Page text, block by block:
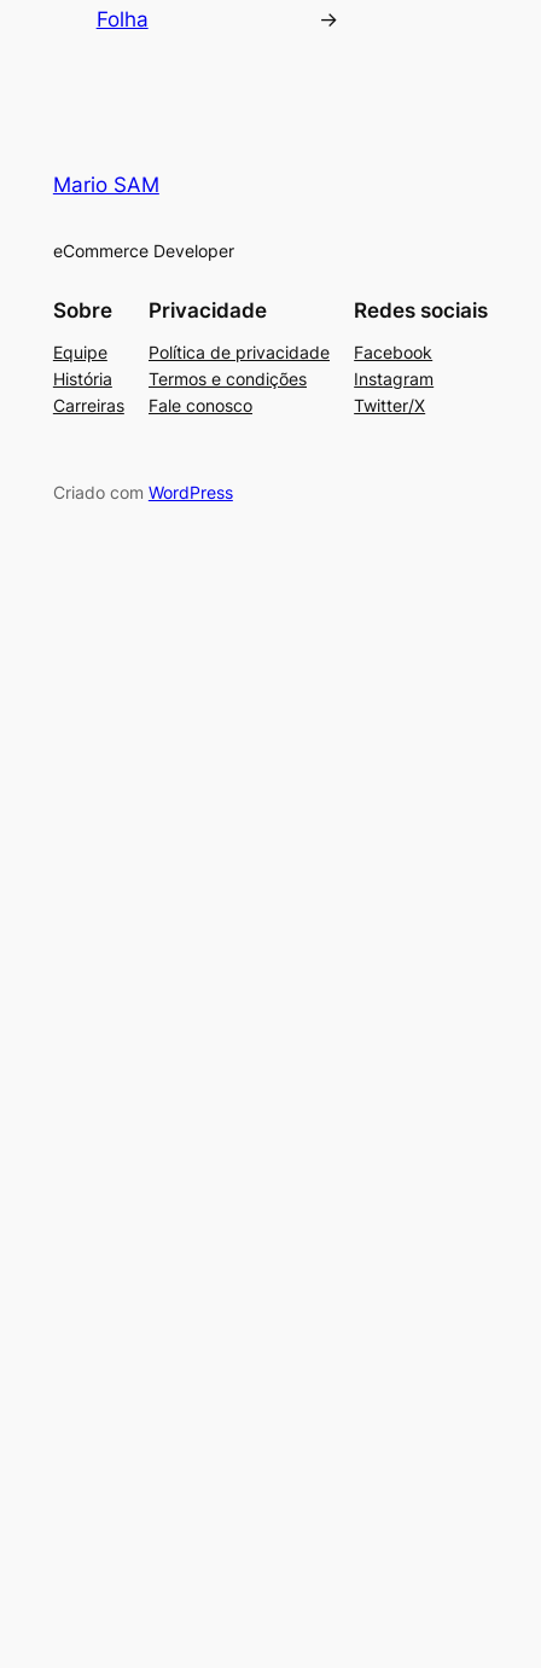
Folha →
Mario SAM
eCommerce Developer
Sobre
Equipe
História
Carreiras
Privacidade
Política de privacidade
Termos e condições
Fale conosco
Redes sociais
Facebook
Instagram
Twitter/X
Criado com WordPress